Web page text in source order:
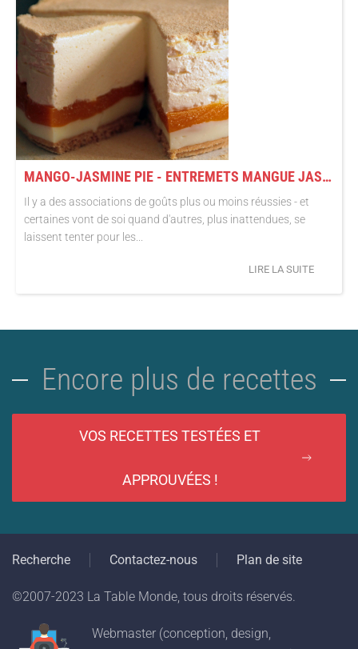
MANGO-JASMINE PIE - ENTREMETS MANGUE JASMIN (FAÇON BANOFFEE PIE)
Il y a des associations de goûts plus ou moins réussies - et
certaines vont de soi quand d'autres, plus inattendues, se
laissent tenter pour les...
LIRE LA SUITE
Encore plus de recettes
VOS RECETTES TESTÉES ET
APPROUVÉES !
Recherche Contactez-nous Plan de site
©2007-2023 La Table Monde, tous droits réservés.
Webmaster (conception, design,